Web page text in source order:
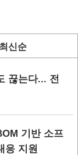
최신순
끊는다... 전
기반 소프
응 지원